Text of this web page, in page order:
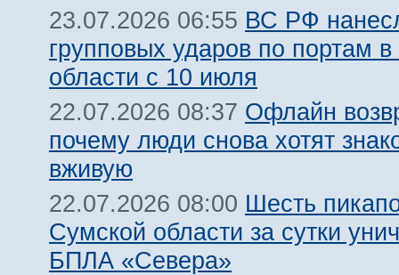
23.07.2026 06:55 ВС РФ
групповых ударов по портам
области с 10 июля
22.07.2026 08:37 Офлайн
почему люди снова хотят
вживую
22.07.2026 08:00 Шесть
Сумской области за сутки
БПЛА «Севера»